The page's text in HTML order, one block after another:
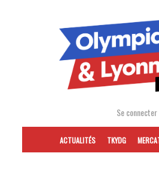
Se connecter
ACTUALITÉS TKYDG